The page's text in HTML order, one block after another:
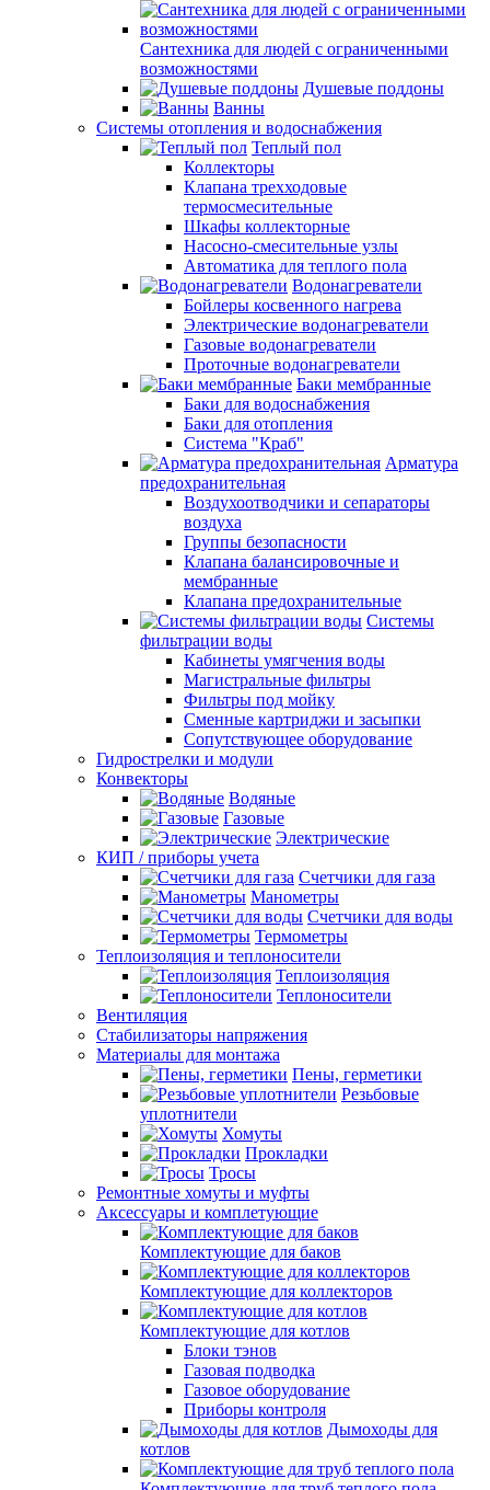
Сантехника для людей с ограниченными
возможностями
Душевые поддоны
Ванны
Системы отопления и водоснабжения
Теплый пол
Коллекторы
Клапана трехходовые
термосмесительные
Шкафы коллекторные
Насосно-смесительные узлы
Автоматика для теплого пола
Водонагреватели
Бойлеры косвенного нагрева
Электрические водонагреватели
Газовые водонагреватели
Проточные водонагреватели
Баки мембранные
Баки для водоснабжения
Баки для отопления
Система "Краб"
Арматура
предохранительная
Воздухоотводчики и сепараторы
воздуха
Группы безопасности
Клапана балансировочные и
мембранные
Клапана предохранительные
Системы
фильтрации воды
Кабинеты умягчения воды
Магистральные фильтры
Фильтры под мойку
Сменные картриджи и засыпки
Сопутствующее оборудование
Гидрострелки и модули
Конвекторы
Водяные
Газовые
Электрические
КИП / приборы учета
Счетчики для газа
Манометры
Счетчики для воды
Термометры
Теплоизоляция и теплоносители
Теплоизоляция
Теплоносители
Вентиляция
Стабилизаторы напряжения
Материалы для монтажа
Пены, герметики
Резьбовые
уплотнители
Хомуты
Прокладки
Тросы
Ремонтные хомуты и муфты
Аксессуары и комплетующие
Комплектующие для баков
Комплектующие для коллекторов
Комплектующие для котлов
Блоки тэнов
Газовая подводка
Газовое оборудование
Приборы контроля
Дымоходы для
котлов